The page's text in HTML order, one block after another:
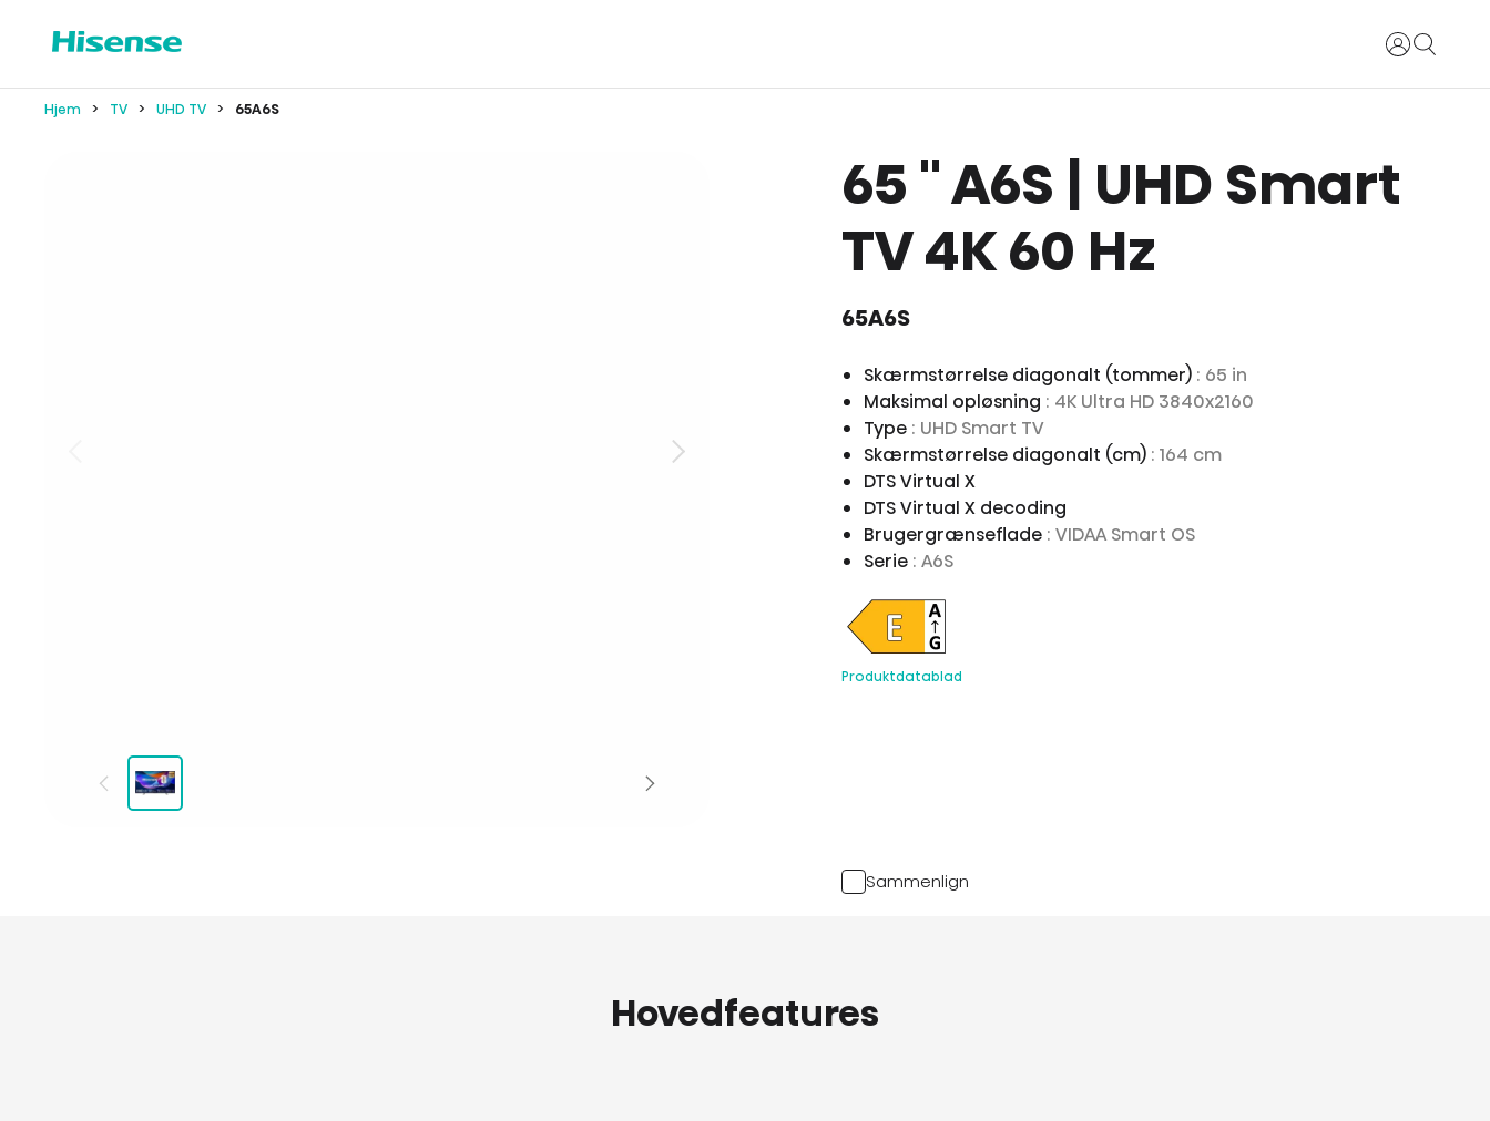
Login
Hjem TV UHD TV 65A6S
65 '' A6S | UHD Smart
TV 4K 60 Hz
65A6S
Skærmstørrelse diagonalt (tommer) : 65 in
Maksimal opløsning : 4K Ultra HD 3840x2160
Type : UHD Smart TV
Skærmstørrelse diagonalt (cm) : 164 cm
DTS Virtual X
DTS Virtual X decoding
Brugergrænseflade : VIDAA Smart OS
Serie : A6S
Produktdatablad
Sammenlign
Hovedfeatures